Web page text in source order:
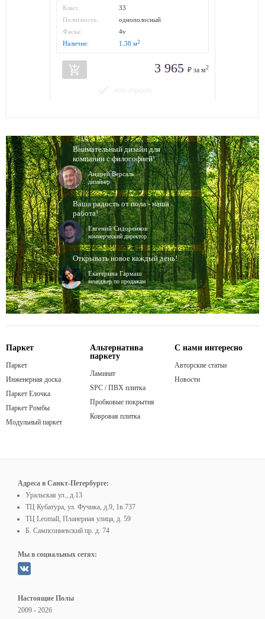
Класс
износостойкости:
33
Полосность:
однополосный
Фаска:
4v
Наличие:
1.38 м2
add_shopping_cart 3 965 ₽ за м2
Внимательный дизайн для
компании с философией!
Андрей Версаль
дизайнер
Ваша радость от пола - наша
работа!
Евгений Сидоренков
коммерческий директор
Открывать новое каждый день!
Екатерина Гармаш
менеджер по продажам
Паркет
Паркет
Инженерная доска
Паркет Елочка
Паркет Ромбы
Модульный паркет
Альтернатива
паркету
Ламинат
SPC / ПВХ плитка
Пробковые покрытия
Ковровая плитка
С нами интересно
Авторские статьи
Новости
Адреса в Санкт-Петербурге:
Уральская ул., д.13
ТЦ Кубатура, ул. Фучика, д.9, 1в.737
ТЦ Leomall, Планерная улица, д. 59
Б. Сампсониевский пр. д. 74
Мы в социальных сетях:
Настоящие Полы
2009 - 2026